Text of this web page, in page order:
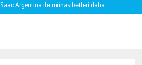
Saar: Argentina ilə münasibətləri daha